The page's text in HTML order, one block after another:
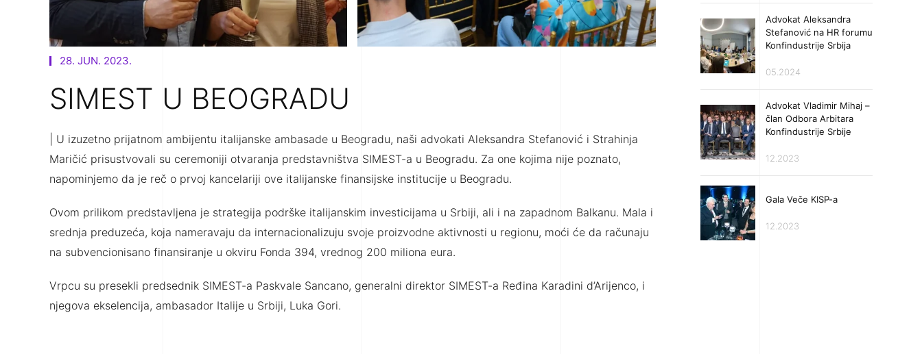
28. JUN. 2023.
SIMEST U BEOGRADU
| U izuzetno prijatnom ambijentu italijanske ambasade u Beogradu, naši advokati Aleksandra Stefanović i Strahinja
Maričić prisustvovali su ceremoniji otvaranja predstavništva SIMEST-a u Beogradu. Za one kojima nije poznato,
napominjemo da je reč o prvoj kancelariji ove italijanske finansijske institucije u Beogradu.
Ovom prilikom predstavljena je strategija podrške italijanskim investicijama u Srbiji, ali i na zapadnom Balkanu. Mala i
srednja preduzeća, koja nameravaju da internacionalizuju svoje proizvodne aktivnosti u regionu, moći će da računaju
na subvencionisano finansiranje u okviru Fonda 394, vrednog 200 miliona eura.
Vrpcu su presekli predsednik SIMEST-a Paskvale Sancano, generalni direktor SIMEST-a Ređina Karadini d’Arijenco, i
njegova ekselencija, ambasador Italije u Srbiji, Luka Gori.
Advokat Aleksandra
Stefanović na HR forumu
Konfindustrije Srbija
05.2024
Advokat Vladimir Mihaj –
član Odbora Arbitara
Konfindustrije Srbije
12.2023
Gala Veče KISP-a
12.2023